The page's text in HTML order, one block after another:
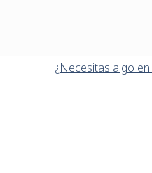
¿Necesitas algo